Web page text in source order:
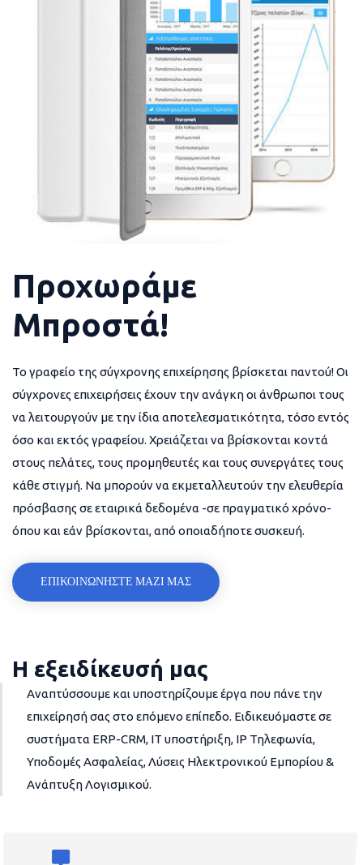
Προχωράμε
Μπροστά!
Το γραφείο της σύγχρονης επιχείρησης βρίσκεται παντού! Οι
σύγχρονες επιχειρήσεις έχουν την ανάγκη οι άνθρωποι τους
να λειτουργούν με την ίδια αποτελεσματικότητα, τόσο εντός
όσο και εκτός γραφείου. Χρειάζεται να βρίσκονται κοντά
στους πελάτες, τους προμηθευτές και τους συνεργάτες τους
κάθε στιγμή. Να μπορούν να εκμεταλλευτούν την ελευθερία
πρόσβασης σε εταιρικά δεδομένα -σε πραγματικό χρόνο-
όπου και εάν βρίσκονται, από οποιαδήποτε συσκευή.
ΕΠΙΚΟΙΝΩΝΗΣΤΕ ΜΑΖΙ ΜΑΣ
Η εξειδίκευσή μας
Αναπτύσσουμε και υποστηρίζουμε έργα που πάνε την
επιχείρησή σας στο επόμενο επίπεδο. Ειδικευόμαστε σε
συστήματα ERP-CRM, IT υποστήριξη, IP Τηλεφωνία,
Υποδομές Ασφαλείας, Λύσεις Ηλεκτρονικού Εμπορίου &
Ανάπτυξη Λογισμικού.